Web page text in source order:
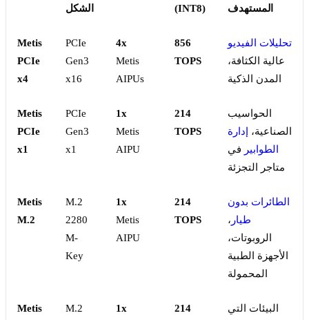
الشكل
(INT8)
المستهدف
Metis
PCIe
x4
PCIe
Gen3
x16
4x
Metis
AIPUs
856
TOPS
تحليلات الفيديو
عالية الكثافة،
المدن الذكية
Metis
PCIe
x1
PCIe
Gen3
x1
1x
Metis
AIPU
214
TOPS
الحواسيب
الصناعية،
إدارة
الطوابير في
متاجر التجزئة
Metis
M.2
M.2
2280
M-
Key
1x
Metis
AIPU
214
TOPS
الطائرات بدون
طيار ،
الروبوتات،
الأجهزة الطبية
المحمولة
Metis M.2 1x 214 البيئات التي